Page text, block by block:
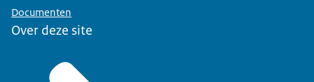
Documenten
Over deze site